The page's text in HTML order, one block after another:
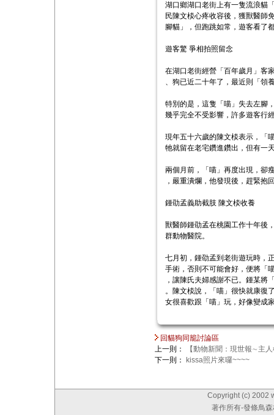
湖口鄉湖口老街上有一隻流浪貓
民陳文棪心疼收容後，獲獸醫師
腳貓」，但跑跳如常，遊客看了
遊客驚 爭相拍照留念
在湖口老街經營「百年歲月」客
、狗已近二十年了，最近則「領
特別的是，這隻「喵」失去左腳
幾乎完全不受影響，許多遊客行
現年五十六歲的陳文棪表示，「
牠就留在老宅鑽進鑽出，但有一
兩個月前，「喵」再度出現，卻
，嚴重潰爛，他發現後，趕緊抱
鍾劭孟義助截肢 陳文棪收養
獸醫師鍾劭孟在桃園工作十年後
群動物醫院。
七月初，鍾劭孟到老街遊玩時，
手術，否則不可能會好，便將「
，讓陳氏夫婦感謝不已。鍾某將
。陳文棪說，「喵」很快就康復
女很喜歡跟「喵」玩，好像變成
回貓狗同籠討論區
上一則：
【動物新聞：現世報∼主
下一則：
kissa照片來囉~~~~
Copyright (c) 2002
著作所有-發條鳥